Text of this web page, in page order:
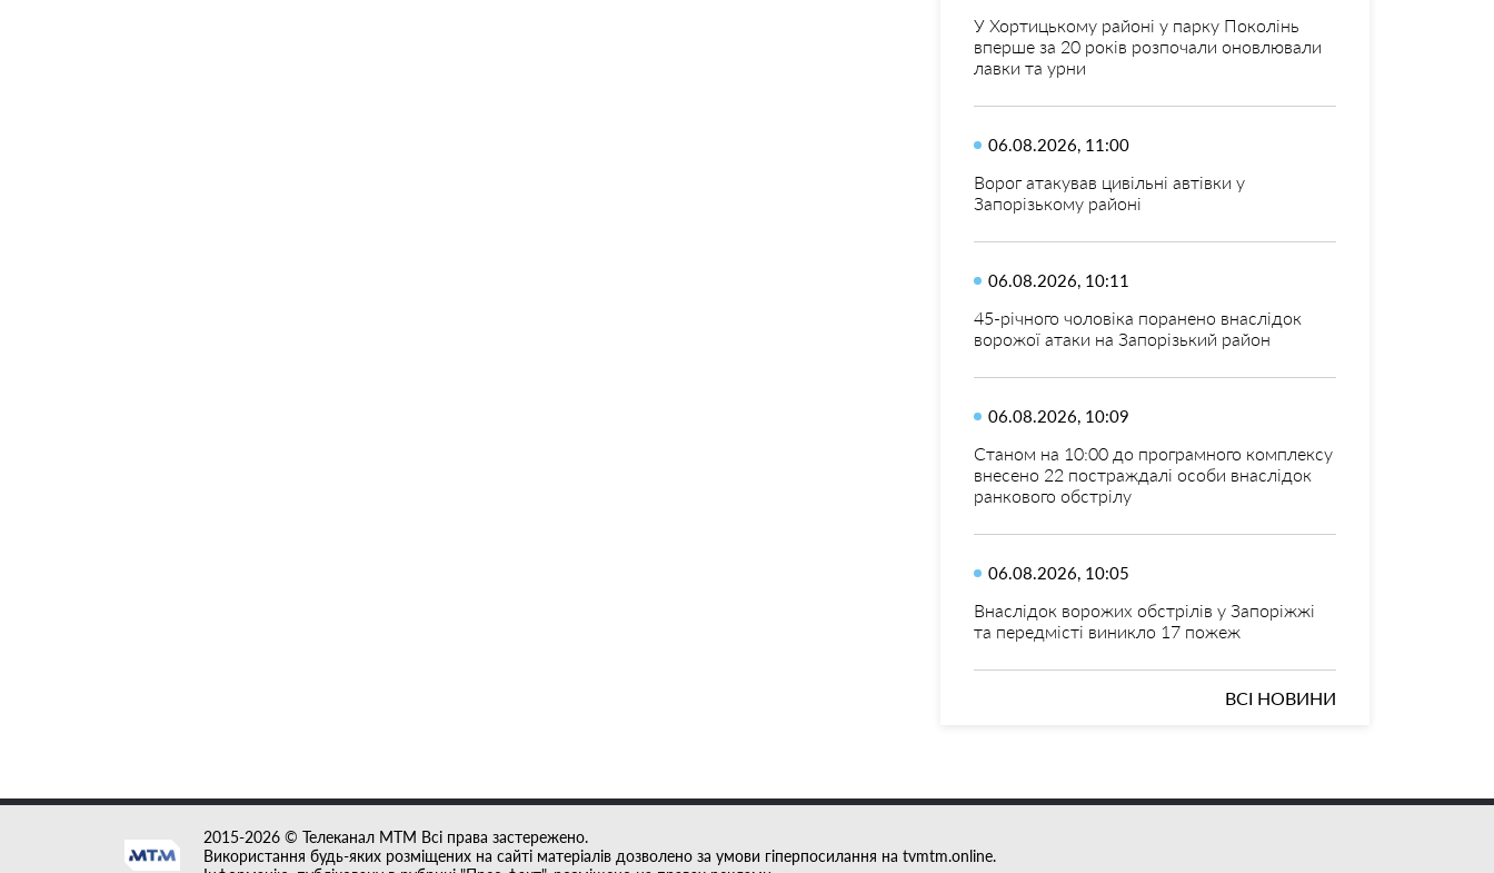
У Хортицькому районі у парку Поколінь
вперше за 20 років розпочали оновлювали
лавки та урни
06.08.2026, 11:00
Ворог атакував цивільні автівки у
Запорізькому районі
06.08.2026, 10:11
45-річного чоловіка поранено внаслідок
ворожої атаки на Запорізький район
06.08.2026, 10:09
Станом на 10:00 до програмного комплексу
внесено 22 постраждалі особи внаслідок
ранкового обстрілу
06.08.2026, 10:05
Внаслідок ворожих обстрілів у Запоріжжі
та передмісті виникло 17 пожеж
ВСІ НОВИНИ
2015-2026 © Телеканал MTM Всі права застережено.
Використання будь-яких розміщених на сайті матеріалів дозволено за умови гіперпосилання на tvmtm.online.